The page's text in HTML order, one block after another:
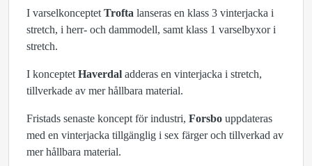
I varselkonceptet Trofta lanseras en klass 3 vinterjacka i
stretch, i herr- och dammodell, samt klass 1 varselbyxor i
stretch.
I konceptet Haverdal adderas en vinterjacka i stretch,
tillverkade av mer hållbara material.
Fristads senaste koncept för industri, Forsbo uppdateras
med en vinterjacka tillgänglig i sex färger och tillverkad av
mer hållbara material.